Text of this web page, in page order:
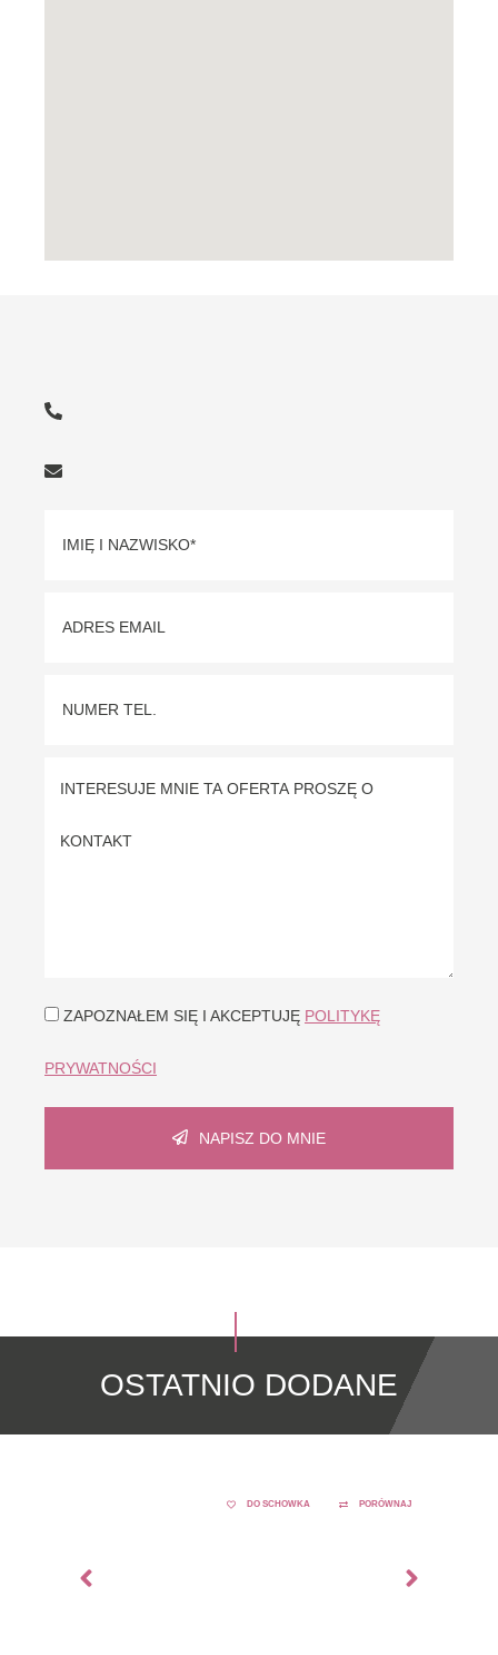
ZAPOZNAŁEM SIĘ I AKCEPTUJĘ POLITYKĘ
PRYWATNOŚCI
NAPISZ DO MNIE
OSTATNIO DODANE
DO SCHOWKA PORÓWNAJ